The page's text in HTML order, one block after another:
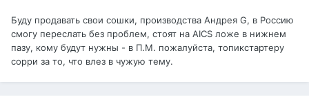
Буду продавать свои сошки, производства Андрея G, в Россию
смогу переслать без проблем, стоят на AICS ложе в нижнем
пазу, кому будут нужны - в П.М. пожалуйста, топикстартеру
сорри за то, что влез в чужую тему.